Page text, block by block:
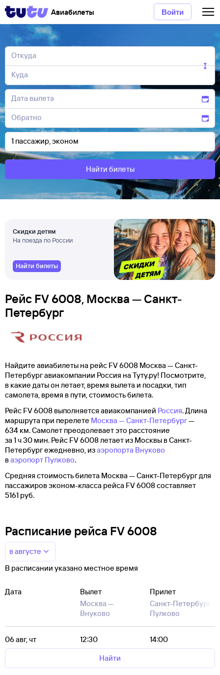
Авиабилеты Войти
Найти билеты
Скидки детям
На поезда по России
Найти билеты
Рейс FV 6008, Москва — Санкт-
Петербург
Найдите авиабилеты на рейс FV 6008 Москва — Санкт-
Петербург авиакомпании Россия на Туту.ру! Посмотрите,
в какие даты он летает, время вылета и посадки, тип
самолета, время в пути, стоимость билета.
Рейс FV 6008 выполняется авиакомпанией Россия. Длина
маршрута при перелете Москва — Санкт-Петербург—
634 км. Самолет преодолевает это расстояние
за 1 ч 30 мин. Рейс FV 6008 летает из Москвы в Санкт-
Петербург ежедневно, изаэропорта Внуково
ваэропорт Пулково.
Средняя стоимость билета Москва — Санкт-Петербург для
пассажиров эконом-класса рейса FV 6008 составляет
5161 руб.
Расписание рейса FV 6008
в августе
В расписании указано местное время
Дата
Вылет
Москва —
Внуково
Прилет
Санкт-Петербург —
Пулково
06 авг, чт 12:30
14:00
Найти